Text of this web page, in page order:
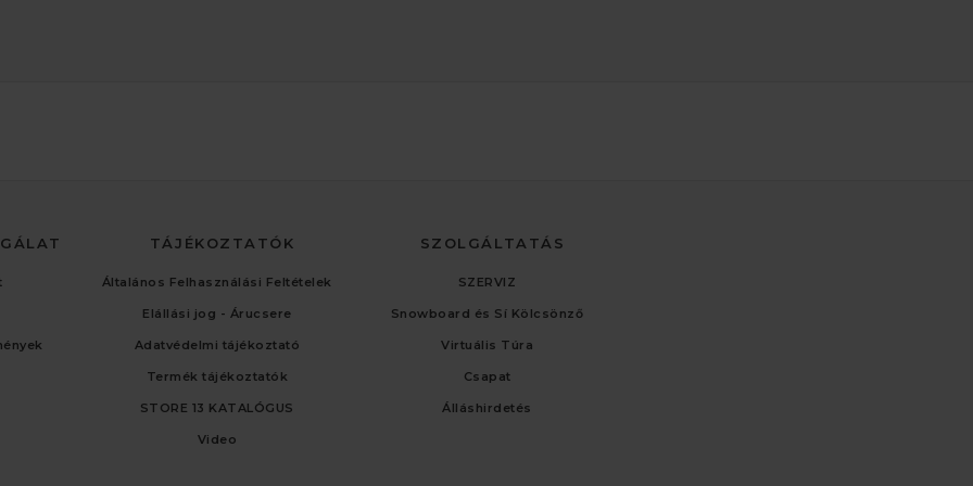
TÁJÉKOZTATÓK
Általános Felhasználási Feltételek
Elállási jog - Árucsere
Adatvédelmi tájékoztató
Termék tájékoztatók
STORE 13 KATALÓGUS
Video
SZOLGÁLTATÁS
SZERVIZ
Snowboard és Sí Kölcsönző
Virtuális Túra
Csapat
Álláshirdetés